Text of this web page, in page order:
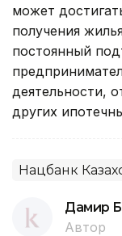
может
получения
постоянный
деятельности,
других
Нацбанк
Дамир
Автор